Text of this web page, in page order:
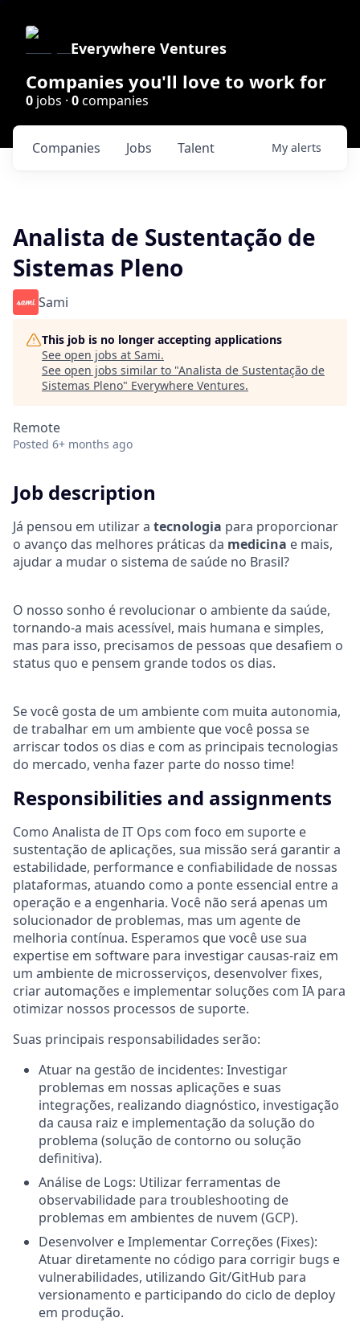
Everywhere Ventures
Companies you'll love to work for
0 jobs · 0companies
Jobs
Companies Talent My alerts
Analista de Sustentação de
Sistemas Pleno
Sami
This job is no longer accepting applications
See open jobs at Sami.
See open jobs similar to "Analista de Sustentação de
Sistemas Pleno" Everywhere Ventures.
Remote
Posted 6+ months ago
Job description
Já pensou em utilizar a tecnologia para proporcionar
o avanço das melhores práticas da medicina e mais,
ajudar a mudar o sistema de saúde no Brasil?
O nosso sonho é revolucionar o ambiente da saúde,
tornando-a mais acessível, mais humana e simples,
mas para isso, precisamos de pessoas que desafiem o
status quo e pensem grande todos os dias.
Se você gosta de um ambiente com muita autonomia,
de trabalhar em um ambiente que você possa se
arriscar todos os dias e com as principais tecnologias
do mercado, venha fazer parte do nosso time!
Responsibilities and assignments
Como Analista de IT Ops com foco em suporte e
sustentação de aplicações, sua missão será garantir a
estabilidade, performance e confiabilidade de nossas
plataformas, atuando como a ponte essencial entre a
operação e a engenharia. Você não será apenas um
solucionador de problemas, mas um agente de
melhoria contínua. Esperamos que você use sua
expertise em software para investigar causas-raiz em
um ambiente de microsserviços, desenvolver fixes,
criar automações e implementar soluções com IA para
otimizar nossos processos de suporte.
Suas principais responsabilidades serão:
Atuar na gestão de incidentes: Investigar
problemas em nossas aplicações e suas
integrações, realizando diagnóstico, investigação
da causa raiz e implementação da solução do
problema (solução de contorno ou solução
definitiva).
Análise de Logs: Utilizar ferramentas de
observabilidade para troubleshooting de
problemas em ambientes de nuvem (GCP).
Desenvolver e Implementar Correções (Fixes):
Atuar diretamente no código para corrigir bugs e
vulnerabilidades, utilizando Git/GitHub para
versionamento e participando do ciclo de deploy
em produção.